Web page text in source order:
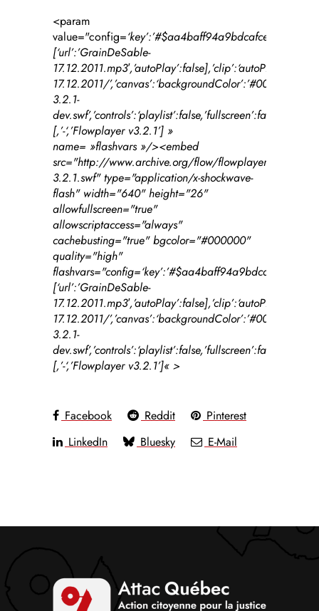
<param
value="config=
[‘url’:’GrainDeSable-
17.12.2011.mp3′,’autoPlay’:false],’clip’:
17.12.2011/’,’canvas’:
3.2.1-
dev.swf’,’controls’:
[,’-‘,’Flowplayer v3.2.1’] »
name= »flashvars »/><embed
src="http://www.archive.org/flow/
3.2.1.swf" type="application/x-shockwave-
flash" width="640" height="26"
allowfullscreen="true"
allowscriptaccess="always"
cachebusting="true" bgcolor="#000000"
quality="high"
flashvars="config=
[‘url’:’GrainDeSable-
17.12.2011.mp3′,’autoPlay’:false],’clip’:
17.12.2011/’,’canvas’:
3.2.1-
dev.swf’,’controls’:
[,’-‘,’Flowplayer v3.2.1’]« >
Facebook Reddit
Pinterest
LinkedIn
Bluesky E-Mail